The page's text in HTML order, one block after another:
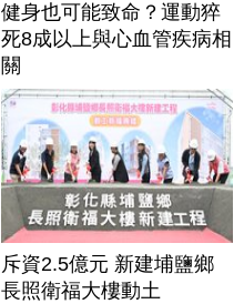
健身也可能致命？運動猝
死8成以上與心血管疾病相
關
斥資2.5億元 新建埔鹽鄉
長照衛福大樓動土